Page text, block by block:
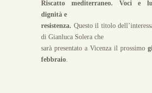
Riscatto mediterraneo. Voci e
dignità e
resistenza. Questo il titolo
di Gianluca Solera che
sarà presentato a Vicenza il prossimo
febbraio